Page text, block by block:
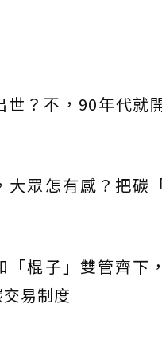
？不，90年代就
眾怎有感？把碳「
棍子」雙管齊下
易制度